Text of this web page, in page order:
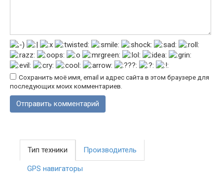
Сохранить моё имя, email и адрес сайта в этом браузере для
последующих моих комментариев.
Тип техники Производитель
GPS навигаторы